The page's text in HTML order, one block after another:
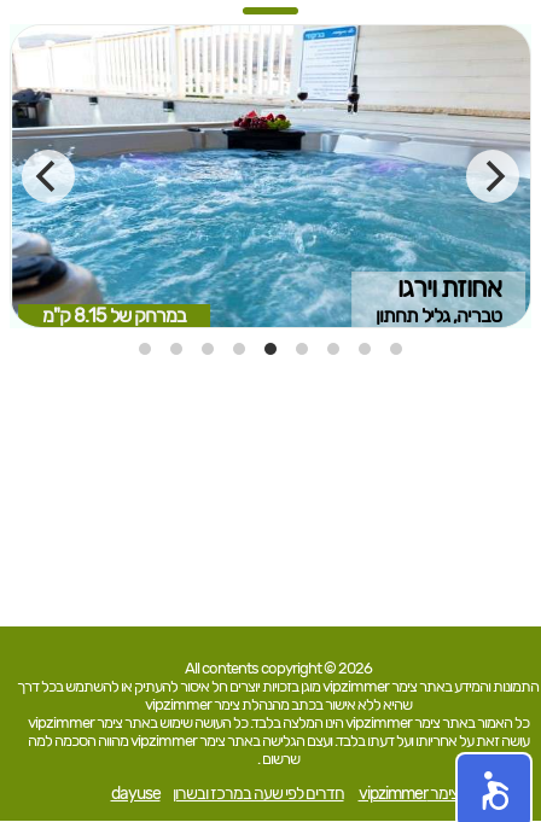
אחוזת וירגו
טבריה, גליל תחתון במרחק של 8.15 ק"מ
All contents copyright © 2026
התמונות והמידע באתר צימר vipzimmer מוגן בזכויות יוצרים חל איסור להעתיק או להשתמש בכל דרך
שהיא ללא אישור בכתב מהנהלת צימר vipzimmer
כל האמור באתר צימר vipzimmer הינו המלצה בלבד. כל העושה שימוש באתר צימר vipzimmer
עושה זאת על אחריותו ועל דעתו בלבד. ועצם הגלישה באתר צימר vipzimmer מהווה הסכמה למה
שרשום .
צימר vipzimmer חדרים לפי שעה במרכז ובשרון dayuse